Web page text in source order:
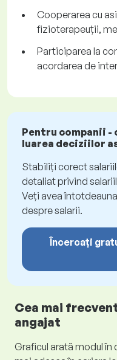
Cooperarea cu
fizioterapeuții,
Participarea la
acordarea de
Pentru companii
luarea deciziilor
Stabiliți corect
detaliat privind
Veți avea
despre salarii.
Încercați
Cea mai
angajat
Graficul arată modul în